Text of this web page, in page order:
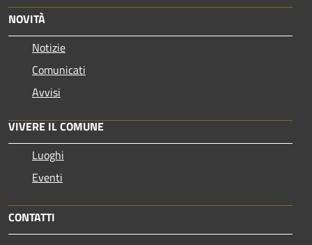
NOVITÀ
Notizie
Comunicati
Avvisi
VIVERE IL COMUNE
Luoghi
Eventi
CONTATTI